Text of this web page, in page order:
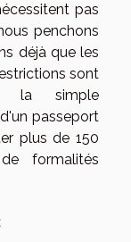
pas
penchons
déjà que les
sont
la simple
passeport
plus de 150
formalités